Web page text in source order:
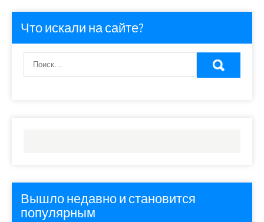
Что искали на сайте?
Вышло недавно и становится
популярным